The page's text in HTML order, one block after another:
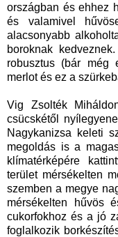
országban és ehhez
és valamivel
alacsonyabb
boroknak
robusztus (bár még
merlot és ez a
Vig Zsolték
csücskétől
Nagykanizsa keleti
megoldás is a
klímatérképére
terület mérsékelten
szemben a megye
mérsékelten hűvös
cukorfokhoz és a jó
foglalkozik